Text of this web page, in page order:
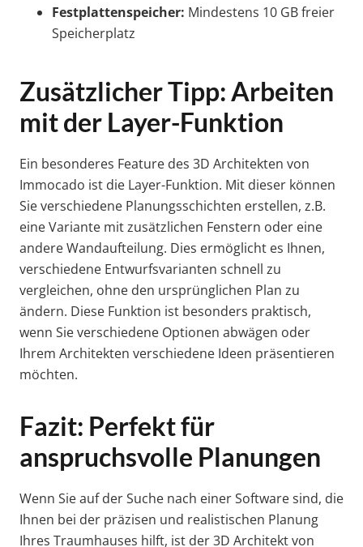
Festplattenspeicher: Mindestens 10 GB freier
Speicherplatz
Zusätzlicher Tipp: Arbeiten
mit der Layer-Funktion
Ein besonderes Feature des 3D Architekten von
Immocado ist die Layer-Funktion. Mit dieser können
Sie verschiedene Planungsschichten erstellen, z.B.
eine Variante mit zusätzlichen Fenstern oder eine
andere Wandaufteilung. Dies ermöglicht es Ihnen,
verschiedene Entwurfsvarianten schnell zu
vergleichen, ohne den ursprünglichen Plan zu
ändern. Diese Funktion ist besonders praktisch,
wenn Sie verschiedene Optionen abwägen oder
Ihrem Architekten verschiedene Ideen präsentieren
möchten.
Fazit: Perfekt für
anspruchsvolle Planungen
Wenn Sie auf der Suche nach einer Software sind, die
Ihnen bei der präzisen und realistischen Planung
Ihres Traumhauses hilft, ist der 3D Architekt von